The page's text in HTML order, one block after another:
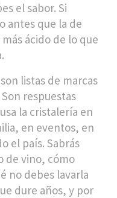
el sabor. Si
antes que la de
ácido de lo que
listas de marcas
respuestas
la cristalería en
en eventos, en
el país. Sabrás
de vino, cómo
no debes lavarla
dure años, y por